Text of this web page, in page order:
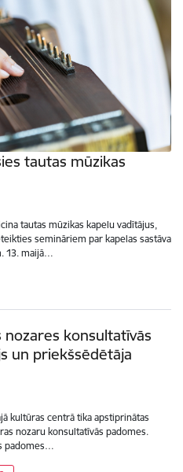
tautas mūzikas
tautas mūzikas kapelu vadītājus,
semināriem par kapelas sastāva
13. maijā…
nozares konsultatīvās
un priekšsēdētāja
kultūras centrā tika apstiprinātas
nozaru konsultatīvās padomes.
padomes…